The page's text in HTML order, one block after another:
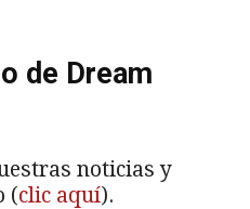
de Dream
noticias y
(clic aquí).